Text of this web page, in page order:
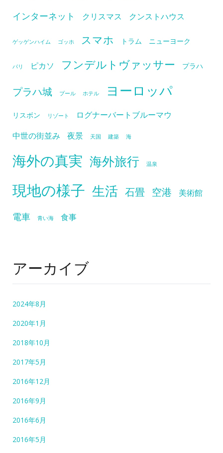
インターネット
クリスマス クンストハウス
ゲッゲンハイム ゴッホ スマホ トラム ニューヨーク
パリ ピカソ フンデルトヴァッサー プラハ
プラハ城 プール ホテル ヨーロッパ
リスボン リゾート
ログナーバートブルーマウ
中世の街並み
夜景 天国 建築 海
海外の真実 海外旅行 温泉
現地の様子 生活 石畳 空港 美術館
電車 青い海 食事
アーカイブ
2024年8月
2020年1月
2018年10月
2017年5月
2016年12月
2016年9月
2016年6月
2016年5月